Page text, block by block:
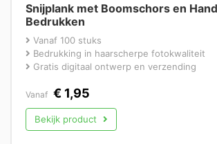
Snijplank met Boomschors en
Bedrukken
Vanaf 100 stuks
Bedrukking in haarscherpe fotokwaliteit
Gratis digitaal ontwerp en verzending
Vanaf € 1,95
Bekijk product